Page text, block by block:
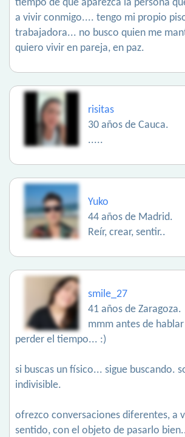
tiempo de que aparezca la persona
a vivir conmigo.... tengo mi propio
trabajadora... no busco quien me
quiero vivir en pareja, en paz.
risitas
30 años de Cauca.
.....
Yuko
44 años de Madrid.
Reír, crear, sentir..
smile_27
41 años de Zaragoza.
mmm antes de
perder el tiempo... :)
si buscas un físico... sigue buscando.
indivisible.
ofrezco conversaciones diferentes, a
sentido, con el objeto de pasarlo